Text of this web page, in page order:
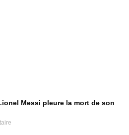
Messi pleure la mort de son